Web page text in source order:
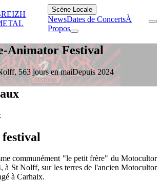
Scène Locale
NewsDates de ConcertsÀ
Propos
Animator Festival
563 jours en maiDepuis 2024
communément "le petit frère" du Motocultor
à St Nolff, sur les terres de l'ancien Motocultor
à Carhaix.